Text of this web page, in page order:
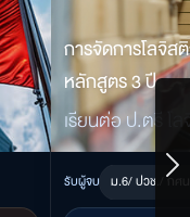
การจัดการโลจิ
หลักสูตร 3 ปี
เรียนต่อ ป.ตรี โ
สำหรับ ม.6 / ป
สายงานขนส่ง ค
รับผู้จบ ม.6/ ปวช./ กศน